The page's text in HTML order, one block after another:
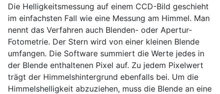
Die Helligkeitsmessung auf einem CCD-Bild geschieht
im einfachsten Fall wie eine Messung am Himmel. Man
nennt das Verfahren auch Blenden- oder Apertur-
Fotometrie. Der Stern wird von einer kleinen Blende
umfangen. Die Software summiert die Werte jedes in
der Blende enthaltenen Pixel auf. Zu jedem Pixelwert
trägt der Himmelshintergrund ebenfalls bei. Um die
Himmelshelligkeit abzuziehen, muss die Blende an eine